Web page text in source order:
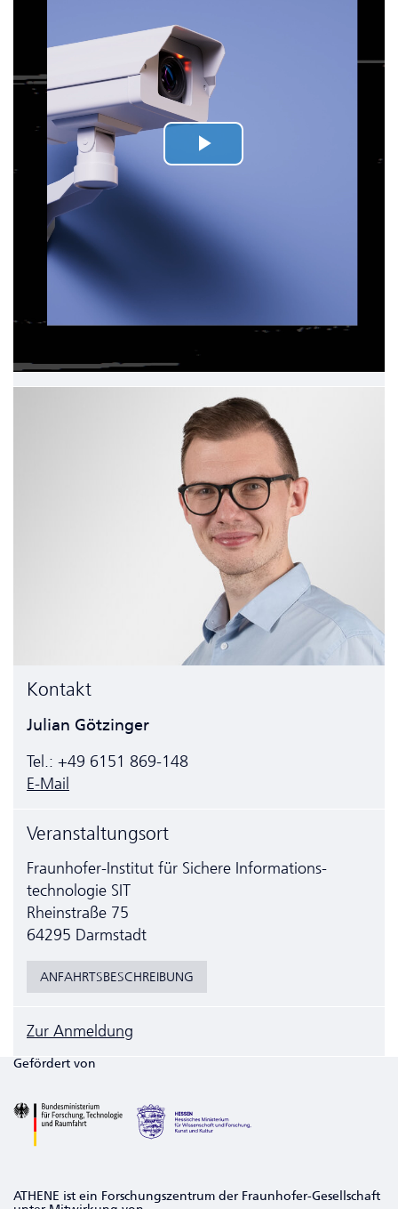
Play
Kontakt
Julian Götzinger
Tel.: +49 6151 869-148
E-Mail
Veranstaltungsort
Fraunhofer-Institut für Sichere Informations­
technologie SIT
Rheinstraße 75
64295 Darmstadt
ANFAHRTSBESCHREIBUNG
Zur Anmeldung
Gefördert von
ATHENE ist ein Forschungszentrum der Fraunhofer-Gesellschaft